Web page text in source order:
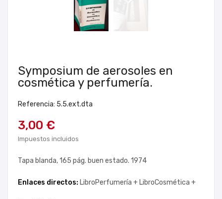
Symposium de aerosoles en
cosmética y perfumería.
Referencia: 5.5.ext.dta
3,00 €
Impuestos incluidos
Tapa blanda, 165 pág. buen estado. 1974
Enlaces directos: LibroPerfumería + LibroCosmética +